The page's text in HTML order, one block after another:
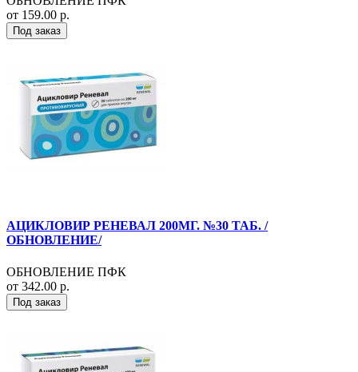
от 159.00 р.
Под заказ
АЦИКЛОВИР РЕНЕВАЛ 200МГ. №30 ТАБ. /
ОБНОВЛЕНИЕ/
ОБНОВЛЕНИЕ ПФК
от 342.00 р.
Под заказ